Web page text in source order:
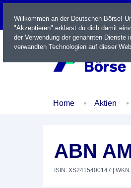
LIVE
Home Aktien
ABN
ISIN: XS2415400147 |
Willkommen an der Deutschen Börse!
"Akzeptieren" erklärst du dich damit
der Verwendung der genannten
verwandten Technologien auf dieser